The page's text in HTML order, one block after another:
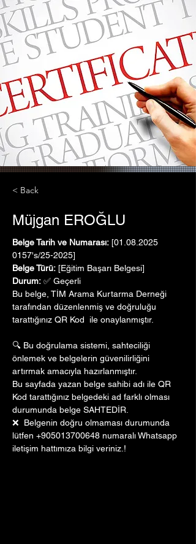
< Back
Müjgan EROĞLU
Belge Tarih ve Numarası: [01.08.2025
0157's/25-2025]
Belge Türü: [Eğitim Başarı Belgesi]
Durum: ✅ Geçerli
Bu belge, TİM Arama Kurtarma Derneği
tarafından düzenlenmiş ve doğruluğu
tarattığınız QR Kod  ile onaylanmıştır.
🔍 Bu doğrulama sistemi, sahteciliği
önlemek ve belgelerin güvenilirliğini
artırmak amacıyla hazırlanmıştır.
Bu sayfada yazan belge sahibi adı ile QR
Kod tarattığınız belgedeki ad farklı olması
durumunda belge SAHTEDİR.
❌  Belgenin doğru olmaması durumunda
lütfen +905013700648 numaralı Whatsapp
iletişim hattımıza bilgi veriniz.!